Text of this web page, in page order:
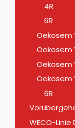
4R
6R
Oekosem
Oekosem
Oekosem
Oekosem
6R
WECO-